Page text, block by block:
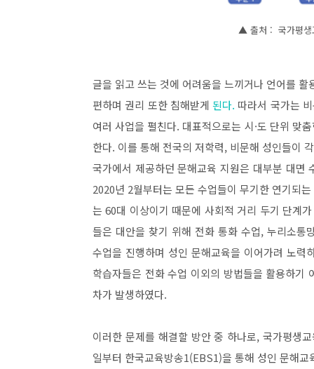
▲ 출처 : 국가평생
글을 읽고 쓰는 것에 어려움을 느끼거나 언어를
편하며 권리 또한 침해받게된다. 따라서 국가는
여러 사업을 펼친다. 대표적으로는 시·도 단위 맞
한다. 이를 통해 전국의 저학력, 비문해 성인들이
국가에서 제공하던 문해교육 지원은 대부분 대면
2020년 2월부터는 모든 수업들이 무기한 연기되
는60대 이상이기 때문에 사회적 거리 두기 단계
들은 대안을 찾기 위해 전화 통화 수업, 누리소통
수업을 진행하며 성인 문해교육을 이어가려 노력
학습자들은 전화 수업 이외의 방법들을 활용하기
차가 발생하였다.
이러한 문제를 해결할 방안 중 하나로,국가평생
일부터 한국교육방송1(EBS1)을 통해 성인 문해